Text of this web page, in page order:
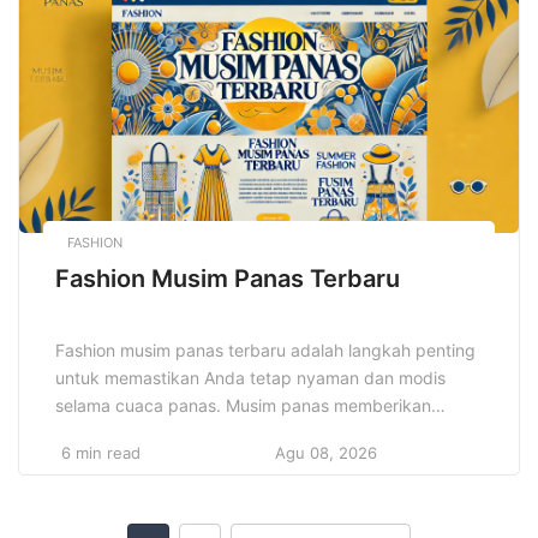
berkreasi, memperluas wawasan, dan menemukan
hal-hal baru yang dapat […]
FASHION
Fashion Musim Panas Terbaru
Fashion musim panas terbaru adalah langkah penting
untuk memastikan Anda tetap nyaman dan modis
selama cuaca panas. Musim panas memberikan
warna cerah, desain kasual, dan pakaian ringan yang
6 min read Agu 08, 2026